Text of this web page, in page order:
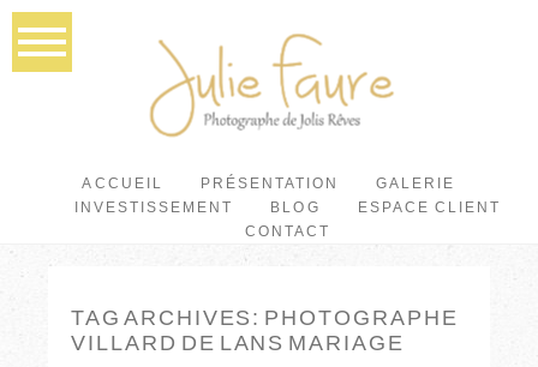
ACCUEIL PRÉSENTATION
GALERIE
INVESTISSEMENT
BLOG
ESPACE CLIENT
CONTACT
TAG ARCHIVES: PHOTOGRAPHE
VILLARD DE LANS MARIAGE